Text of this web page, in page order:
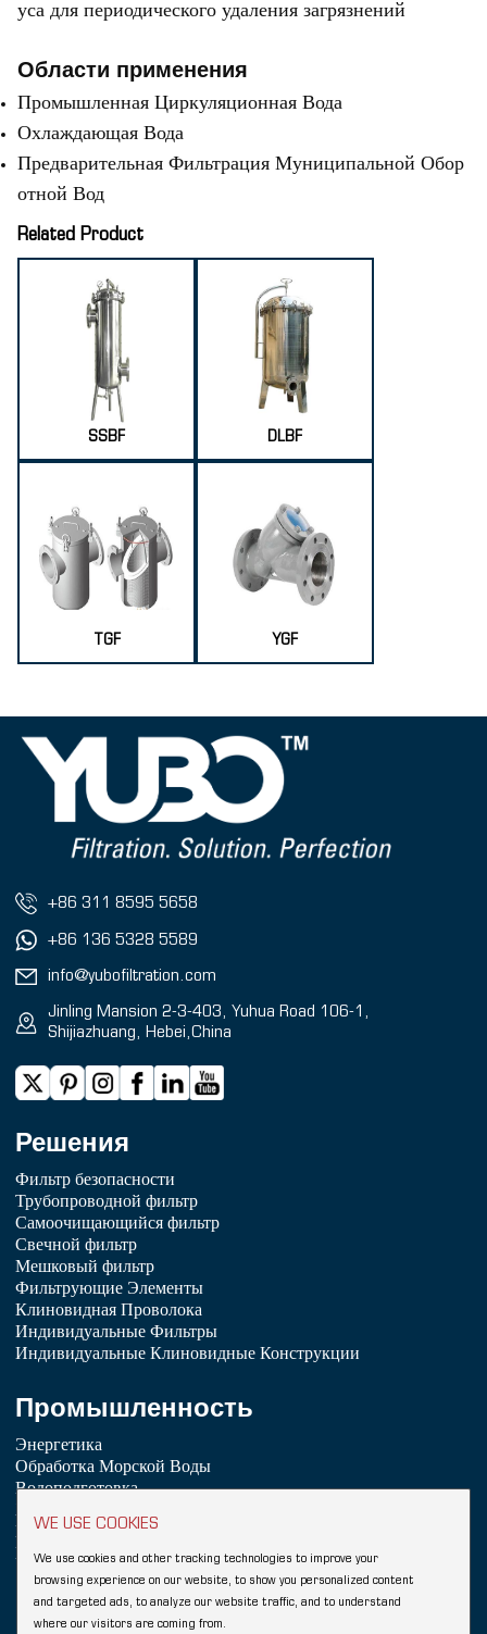
уса для периодического удаления загрязнений
Области применения
Промышленная Циркуляционная Вода
Охлаждающая Вода
Предварительная Фильтрация Муниципальной Обор
отной Вод
Related Product
SSBF DLBF
TGF YGF
WE USE COOKIES
We use cookies and other tracking technologies to improve your
browsing experience on our website, to show you personalized content
and targeted ads, to analyze our website traffic, and to understand
where our visitors are coming from.
+86 311 8595 5658
+86 136 5328 5589
info@yubofiltration.com
Jinling Mansion 2-3-403, Yuhua Road 106-1,
Shijiazhuang, Hebei,China
Решения
Фильтр безопасности
Трубопроводной фильтр
Самоочищающийся фильтр
Свечной фильтр
Мешковый фильтр
Фильтрующие Элементы
Клиновидная Проволока
Индивидуальные Фильтры
Индивидуальные Клиновидные Конструкции
Промышленность
Энергетика
Обработка Морской Воды
Водоподготовка
Химическая Промышленность
Нефтепереработка
Пищевая промышленность и напитки
Copyright © 2026 Hebei YUBO Filtration Equipment Co.,Ltd.
Sitemap